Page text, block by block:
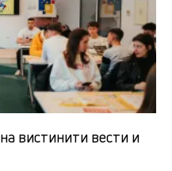
вистинити вести и